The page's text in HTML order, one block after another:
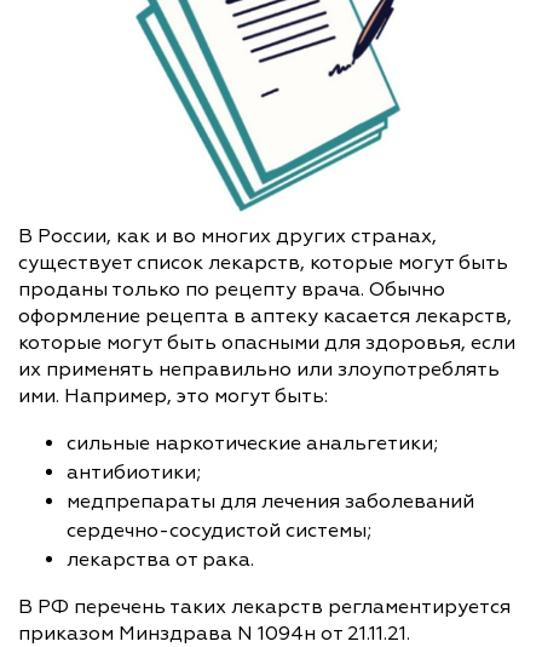
В России, как и во многих других странах,
существует список лекарств, которые могут быть
проданы только по рецепту врача. Обычно
оформление рецепта в аптеку касается лекарств,
которые могут быть опасными для здоровья, если
их применять неправильно или злоупотреблять
ими. Например, это могут быть:
сильные наркотические анальгетики;
антибиотики;
медпрепараты для лечения заболеваний
сердечно-сосудистой системы;
лекарства от рака.
В РФ перечень таких лекарств регламентируется
приказом Минздрава N 1094н от 21.11.21.